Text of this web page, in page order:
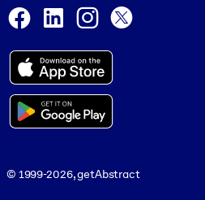
Facebook
LinkedInInstagram
© 1999-2026, getAbstract